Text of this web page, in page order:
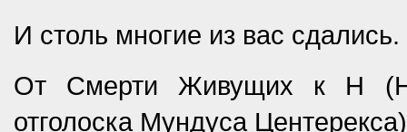
И столь многие из вас сдались.
От Смерти Живущих к Н (Н
отголоска Мундуса